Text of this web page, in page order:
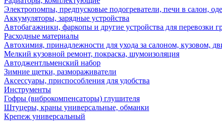
Электропомпы, предпусковые подогреватели, печи в салон,
Аккумуляторы, зарядные устройства
Автобагажники, фаркопы и другие устройства для перевозки
Расходные материалы
Автохимия, принадлежности для ухода за салоном, кузовом,
Мелкий кузовной ремонт, покраска, шумоизоляция
Автоджентльменский набор
Зимние щетки, размораживатели
Аксессуары, приспособления для удобства
Инструменты
Гофры (виброкомпенсаторы) глушителя
Штуцеры, краны универсальные, обманки
Крепеж универсальный